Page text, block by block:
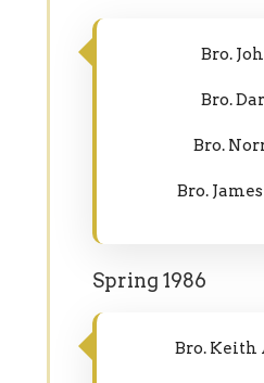
Bro.
Bro.
Bro.
Bro.
Spring 1986
Bro. Keith